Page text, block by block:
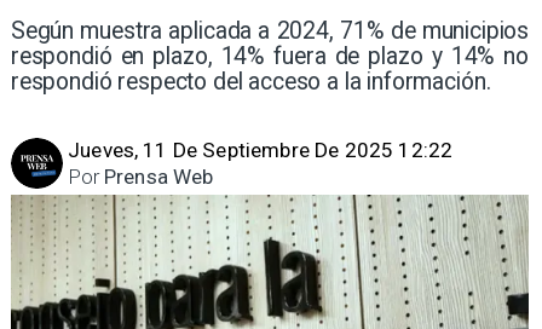
Según muestra aplicada a 2024, 71% de municipios
respondió en plazo, 14% fuera de plazo y 14% no
respondió respecto del acceso a la información.
Jueves, 11 De Septiembre De 2025 12:22
Prensa Web
Por